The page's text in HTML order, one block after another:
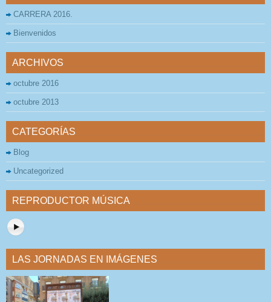
CARRERA 2016.
Bienvenidos
ARCHIVOS
octubre 2016
octubre 2013
CATEGORÍAS
Blog
Uncategorized
REPRODUCTOR MÚSICA
LAS JORNADAS EN IMÁGENES